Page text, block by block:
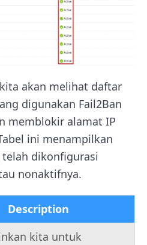
kita akan melihat daftar
digunakan Fail2Ban
memblokir alamat IP
ini menampilkan
dikonfigurasi
nonaktifnya.
Description
kita untuk